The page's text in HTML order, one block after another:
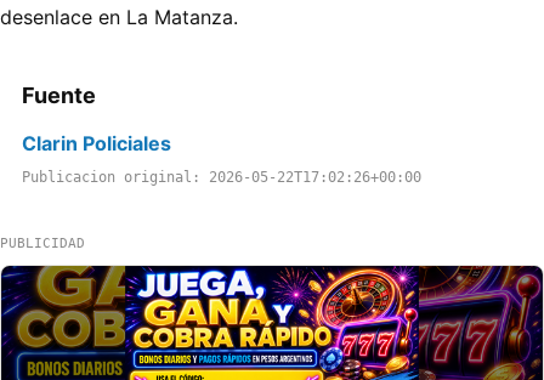
desenlace en La Matanza.
Fuente
Clarin Policiales
Publicacion original: 2026-05-22T17:02:26+00:00
PUBLICIDAD